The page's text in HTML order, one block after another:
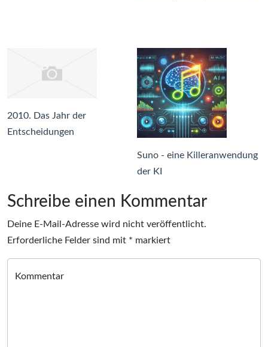
2010. Das Jahr der
Entscheidungen
Suno - eine Killeranwendung
der KI
Schreibe einen Kommentar
Deine E-Mail-Adresse wird nicht veröffentlicht.
Erforderliche Felder sind mit * markiert
Kommentar